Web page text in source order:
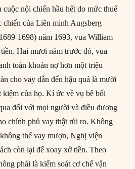
cuộc nội chiến hầu hết do mức thuế
chiến của Liên minh Augsberg
1698) năm 1693, vua William
Hai mươi năm trước đó, vua
toán khoản nợ hơn một triệu
cho vay dẫn đến hậu quả là mười
kiệm của họ. Kí ức về vụ bê bối
đối với mọi người và điều đương
chính phủ vay thật rủi ro. Không
thể vay mượn, Nghị viện
còn lại để xoay xở tiền. Theo
phải là kiểm soát cơ chế vận